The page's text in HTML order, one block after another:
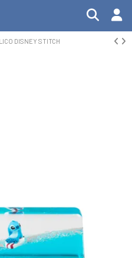
DISNEY STITCH